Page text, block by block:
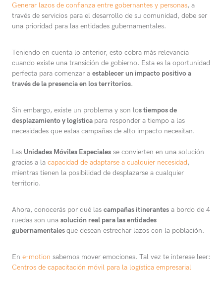
Generar lazos de confianza entre gobernantes y personas, a
través de servicios para el desarrollo de su comunidad, debe ser
una prioridad para las entidades gubernamentales.
Teniendo en cuenta lo anterior, esto cobra más relevancia
cuando existe una transición de gobierno. Esta es la oportunidad
perfecta para comenzar a establecer un impacto positivo a
través de la presencia en los territorios.
Sin embargo, existe un problema y son los tiempos de
desplazamiento y logística para responder a tiempo a las
necesidades que estas campañas de alto impacto necesitan.
Las Unidades Móviles Especiales se convierten en una solución
gracias a la capacidad de adaptarse a cualquier necesidad,
mientras tienen la posibilidad de desplazarse a cualquier
territorio.
Ahora, conocerás por qué las campañas itinerantes a bordo de 4
ruedas son una solución real para las entidades
gubernamentalesque desean estrechar lazos con la población.
En e-motion sabemos mover emociones. Tal vez te interese leer:
Centros de capacitación móvil para la logística empresarial